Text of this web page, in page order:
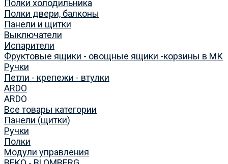
Полки холодильника
Полки двери, балконы
Панели и щитки
Выключатели
Испарители
Фруктовые ящики - овощные ящики -корзины в МК
Ручки
Петли - крепежи - втулки
ARDO
ARDO
Все товары категории
Панели (щитки)
Ручки
Полки
Модули управления